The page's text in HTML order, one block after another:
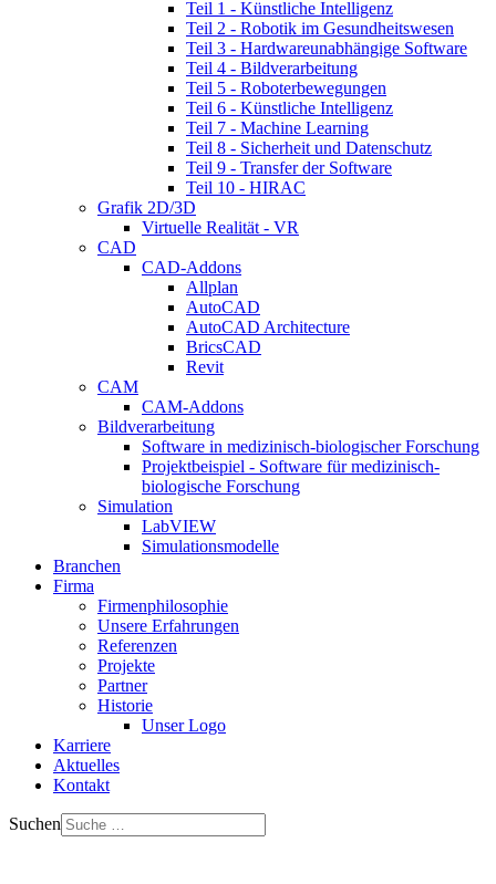
Teil 1 - Künstliche Intelligenz
Teil 2 - Robotik im Gesundheitswesen
Teil 3 - Hardwareunabhängige Software
Teil 4 - Bildverarbeitung
Teil 5 - Roboterbewegungen
Teil 6 - Künstliche Intelligenz
Teil 7 - Machine Learning
Teil 8 - Sicherheit und Datenschutz
Teil 9 - Transfer der Software
Teil 10 - HIRAC
Grafik 2D/3D
Virtuelle Realität - VR
CAD
CAD-Addons
Allplan
AutoCAD
AutoCAD Architecture
BricsCAD
Revit
CAM
CAM-Addons
Bildverarbeitung
Software in medizinisch-biologischer Forschung
Projektbeispiel - Software für medizinisch-
biologische Forschung
Simulation
LabVIEW
Simulationsmodelle
Branchen
Firma
Firmenphilosophie
Unsere Erfahrungen
Referenzen
Projekte
Partner
Historie
Unser Logo
Karriere
Aktuelles
Kontakt
Suchen